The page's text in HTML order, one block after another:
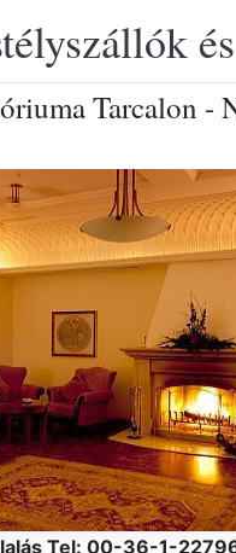
Tarcalon -
Tel: 00-36-1-